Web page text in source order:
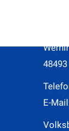
E-